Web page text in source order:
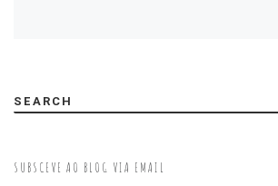
SEARCH
SUBSCEVE AO BLOG VIA EMAIL